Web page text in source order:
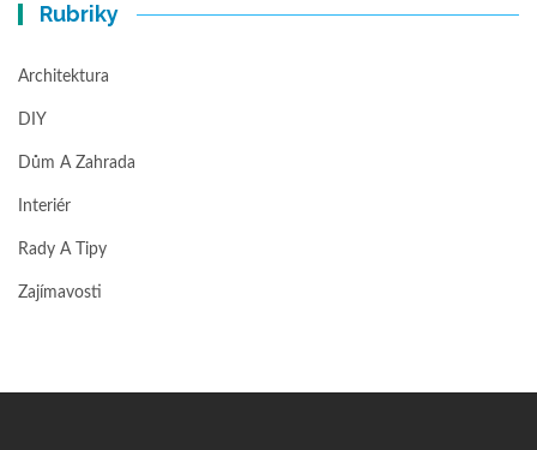
Rubriky
Architektura
DIY
Dům A Zahrada
Interiér
Rady A Tipy
Zajímavosti